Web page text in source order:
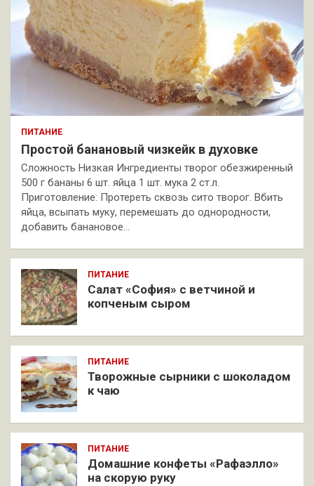
ПИТАНИЕ
Простой банановый чизкейк в духовке
Сложность Низкая Ингредиенты творог обезжиренный
500 г бананы 6 шт. яйца 1 шт. мука 2 ст.л.
Приготовление: Протереть сквозь сито творог. Вбить
яйца, всыпать муку, перемешать до однородности,
добавить банановое…
ПИТАНИЕ
Салат «София» с ветчиной и
копченым сыром
ПИТАНИЕ
Творожные сырники с шоколадом
к чаю
ПИТАНИЕ
Домашние конфеты «Рафаэлло»
на скорую руку